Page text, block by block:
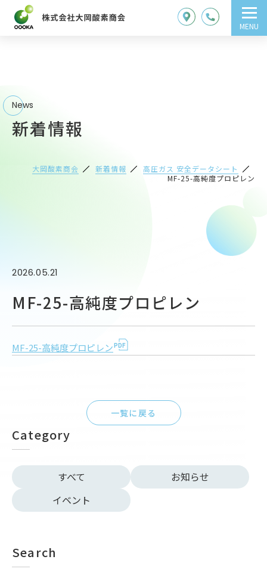
MENU
News
新着情報
大岡酸素商会 新着情報
高圧ガス 安全データシート
MF-25-高純度プロピレン
Category
すべて
お知らせ
イベント
Search
2026.05.21
MF-25-高純度プロピレン
MF-25-高純度プロピレン
一覧に戻る